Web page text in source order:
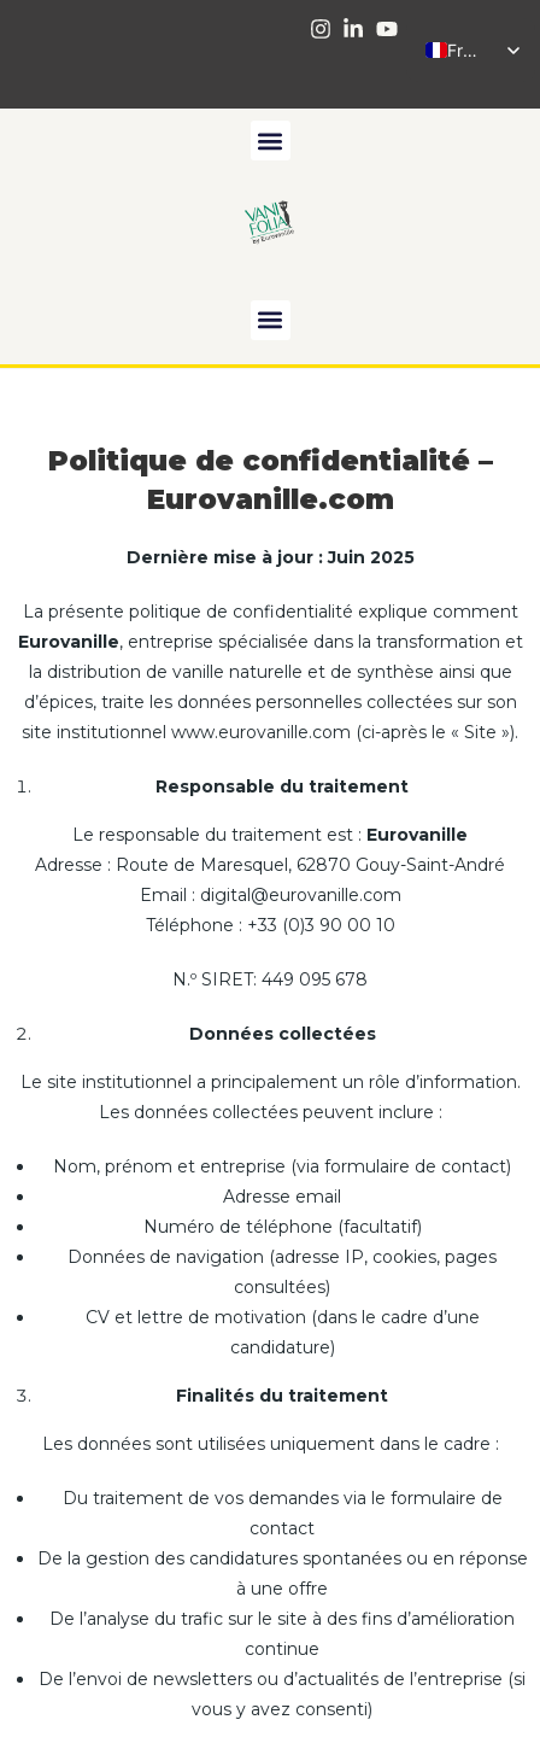
French
Politique de confidentialité –
Eurovanille.com
Dernière mise à jour : Juin 2025
La présente politique de confidentialité explique comment
Eurovanille, entreprise spécialisée dans la transformation et
la distribution de vanille naturelle et de synthèse ainsi que
d’épices, traite les données personnelles collectées sur son
site institutionnel www.eurovanille.com (ci-après le « Site »).
Responsable du traitement
Le responsable du traitement est : Eurovanille
Adresse : Route de Maresquel, 62870 Gouy-Saint-André
Email : digital@eurovanille.com
Téléphone : +33 (0)3 90 00 10
N.º SIRET: 449 095 678
Données collectées
Le site institutionnel a principalement un rôle d’information.
Les données collectées peuvent inclure :
Nom, prénom et entreprise (via formulaire de contact)
Adresse email
Numéro de téléphone (facultatif)
Données de navigation (adresse IP, cookies, pages
consultées)
CV et lettre de motivation (dans le cadre d’une
candidature)
Finalités du traitement
Les données sont utilisées uniquement dans le cadre :
Du traitement de vos demandes via le formulaire de
contact
De la gestion des candidatures spontanées ou en réponse
à une offre
De l’analyse du trafic sur le site à des fins d’amélioration
continue
De l’envoi de newsletters ou d’actualités de l’entreprise (si
vous y avez consenti)